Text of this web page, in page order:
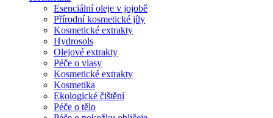
Esenciální oleje v jojobě
Přírodní kosmetické jíly
Kosmetické extrakty
Hydrosols
Olejové extrakty
Péče o vlasy
Kosmetické extrakty
Kosmetika
Ekologické čištění
Péče o tělo